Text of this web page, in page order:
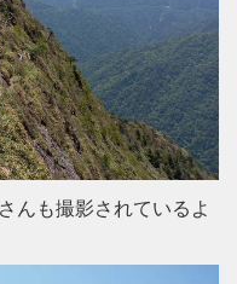
んも撮影されているよ